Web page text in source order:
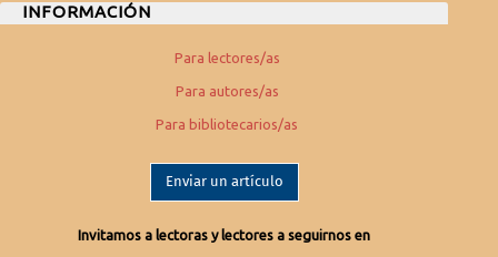
INFORMACIÓN
Para lectores/as
Para autores/as
Para bibliotecarios/as
Enviar un artículo
Invitamos a lectoras y lectores a seguirnos en